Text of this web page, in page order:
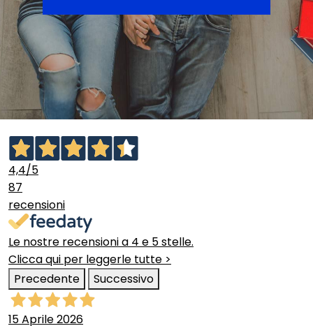
4,4/5
87
recensioni
Le nostre recensioni a 4 e 5 stelle.
Clicca qui per leggerle tutte >
Precedente
Successivo
15 Aprile 2026